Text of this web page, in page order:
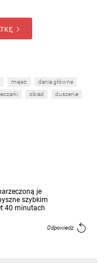
mięso
dania główne
obiad
duszenie
je
szybkim
40 minutach
Odpowiedz